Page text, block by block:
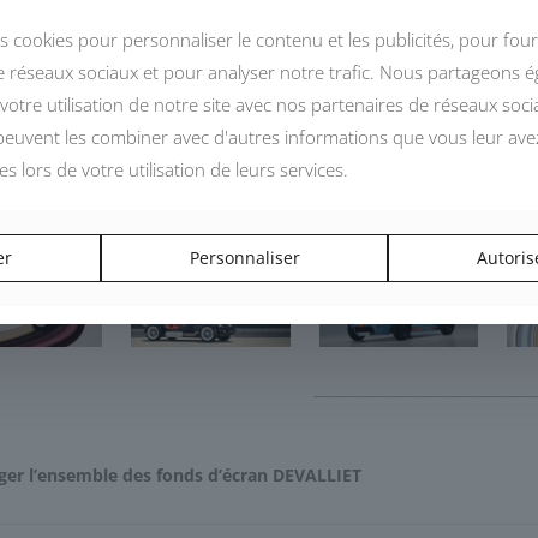
vous présenter sa gamme de fonds
d’écran autour du modèle Mugello 375F, grâce au configurateur 3D
l’ensemble des fonds d’écran DEVALLIET
cookies pour personnaliser le contenu et les publicités, pour
réseaux sociaux et pour analyser notre trafic. Nous partageons
utilisation de notre site avec nos partenaires de réseaux
les combiner avec d'autres informations que vous leur
lors de votre utilisation de leurs services.
Personnaliser